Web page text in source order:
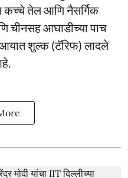
तेल आणि नैसर्गिक
चीनसह आघाडीच्या पाच
आयात शुल्क (टॅरिफ) लादले